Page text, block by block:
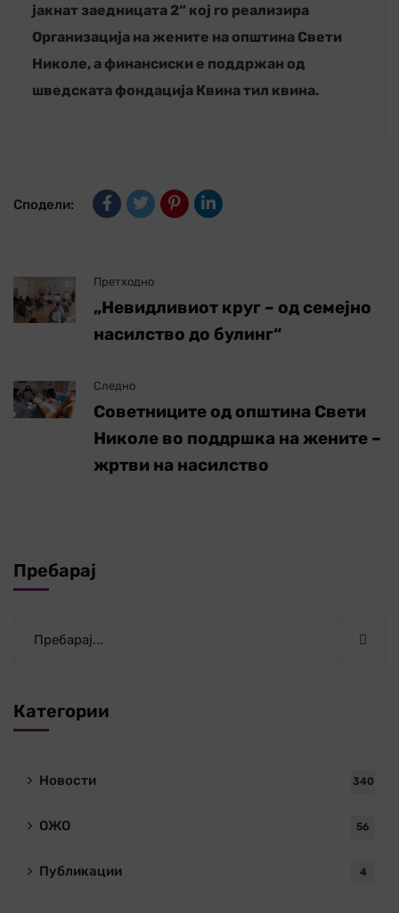
јакнат заедницата 2“ кој го реализира
Организација на жените на општина Свети
Николе, а финансиски е поддржан од
шведската фондација Квина тил квина.
Сподели:
Претходно
„Невидливиот круг – од семејно
насилство до булинг“
Следно
Советниците од општина Свети
Николе во поддршка на жените –
жртви на насилство
Пребарај
Категории
Новости 340
ОЖО 56
Публикации 4